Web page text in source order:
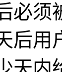
必须
后用
天内